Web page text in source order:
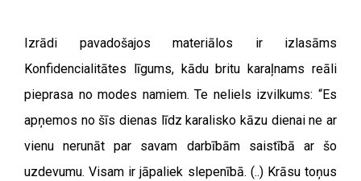
Izrādi pavadošajos materiālos ir izlasāms
Konfidencialitātes līgums, kādu britu karaļnams reāli
pieprasa no modes namiem. Te neliels izvilkums: “Es
apņemos no šīs dienas līdz karalisko kāzu dienai ne ar
vienu nerunāt par savam darbībām saistībā ar šo
uzdevumu. Visam ir jāpaliek slepenībā. (..) Krāsu toņus